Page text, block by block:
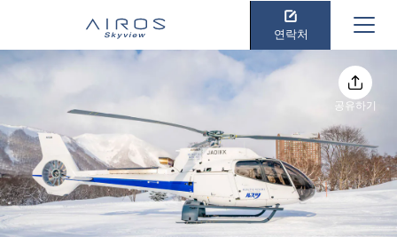
연락처
공유하기